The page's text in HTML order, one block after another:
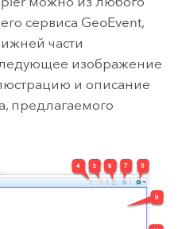
сервиса GeoEvent,
части
изображение
и описание
предлагаемого